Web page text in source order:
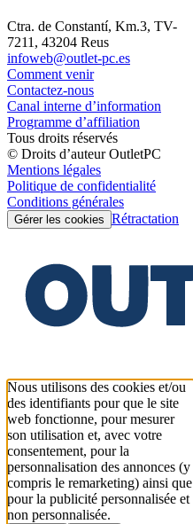
Ctra. de Constantí, Km.3, TV-
7211, 43204 Reus
infoweb@outlet-pc.es
Comment venir
Contactez-nous
Canal interne d’information
Programme d’affiliation
Tous droits réservés
© Droits d’auteur OutletPC
Mentions légales
Politique de confidentialité
Conditions générales
Gérer les cookies Rétractation
Nous utilisons des cookies et/ou
des identifiants pour que le site
web fonctionne, pour mesurer
son utilisation et, avec votre
consentement, pour la
personnalisation des annonces (y
compris le remarketing) ainsi que
pour la publicité personnalisée et
non personnalisée.